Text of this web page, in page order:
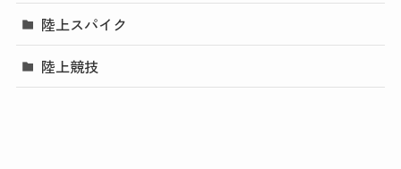
陸上スパイク
陸上競技